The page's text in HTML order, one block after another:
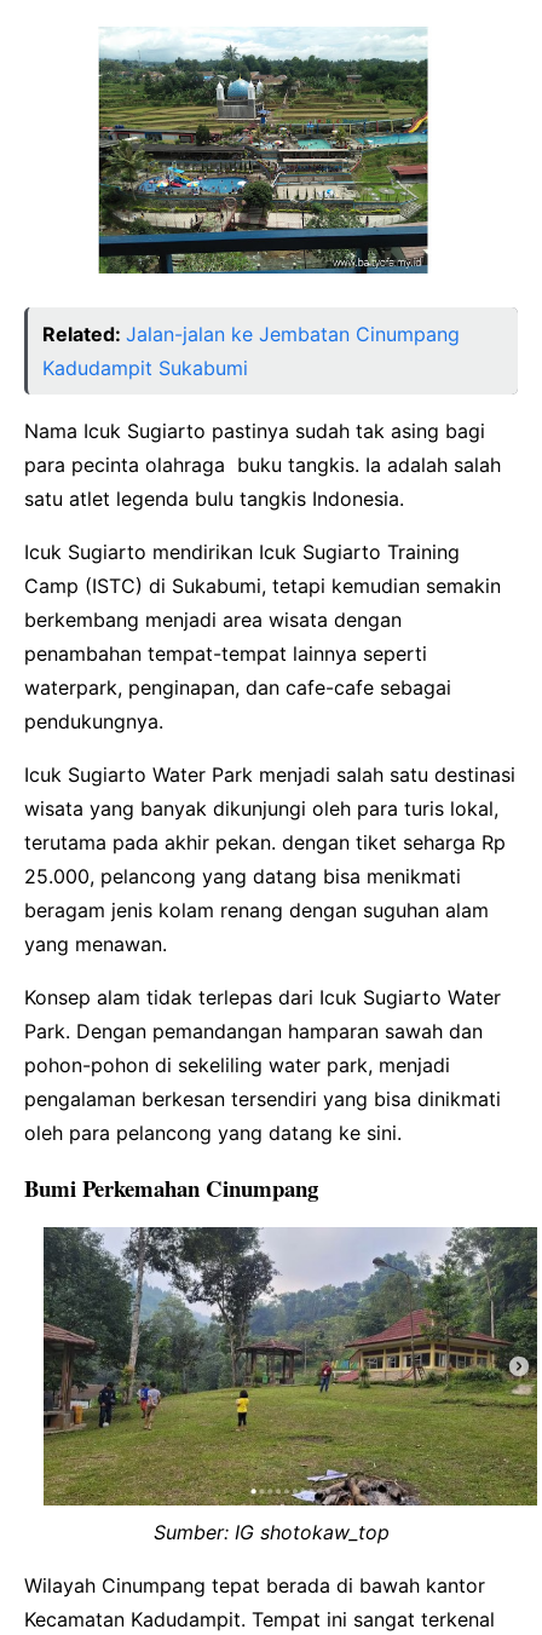
Related: Jalan-jalan ke Jembatan Cinumpang
Kadudampit Sukabumi
Nama Icuk Sugiarto pastinya sudah tak asing bagi
para pecinta olahraga buku tangkis. Ia adalah salah
satu atlet legenda bulu tangkis Indonesia.
Icuk Sugiarto mendirikan Icuk Sugiarto Training
Camp (ISTC) di Sukabumi, tetapi kemudian semakin
berkembang menjadi area wisata dengan
penambahan tempat-tempat lainnya seperti
waterpark, penginapan, dan cafe-cafe sebagai
pendukungnya.
Icuk Sugiarto Water Park menjadi salah satu destinasi
wisata yang banyak dikunjungi oleh para turis lokal,
terutama pada akhir pekan. dengan tiket seharga Rp
25.000, pelancong yang datang bisa menikmati
beragam jenis kolam renang dengan suguhan alam
yang menawan.
Konsep alam tidak terlepas dari Icuk Sugiarto Water
Park. Dengan pemandangan hamparan sawah dan
pohon-pohon di sekeliling water park, menjadi
pengalaman berkesan tersendiri yang bisa dinikmati
oleh para pelancong yang datang ke sini.
Bumi Perkemahan Cinumpang
Sumber: IG shotokaw_top
Wilayah Cinumpang tepat berada di bawah kantor
Kecamatan Kadudampit. Tempat ini sangat terkenal